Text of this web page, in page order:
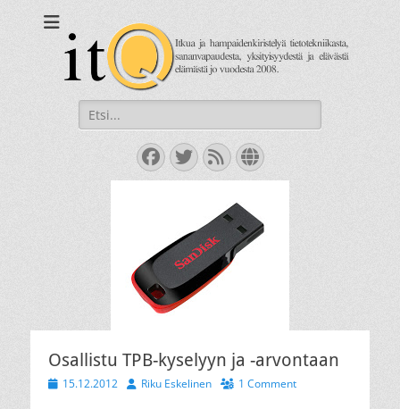
Itkua ja hammastenkiristelyä jo vuodesta 2008.
Search
for:
Facebook
Twitter
FeedWebsite
Osallistu TPB-kyselyyn ja -arvontaan
Posted15.12.2012 AuthorRiku Eskelinen 1 Comment